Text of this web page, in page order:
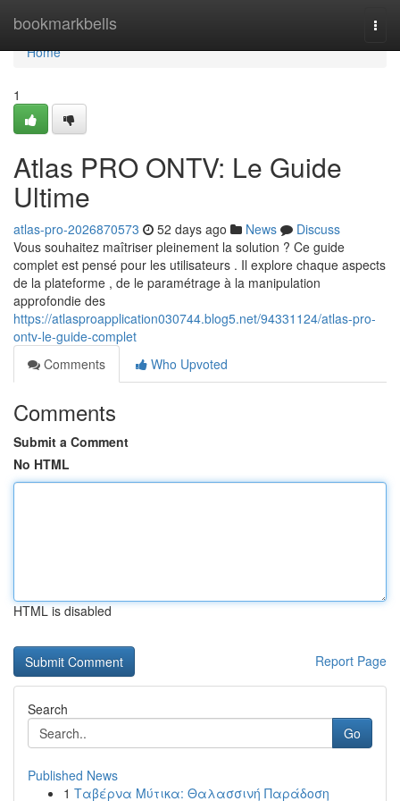
bookmarkbells
Home
Home
1
Atlas PRO ONTV: Le Guide
Ultime
atlas-pro-2026870573 52 days ago News
Discuss
Vous souhaitez maîtriser pleinement la solution ? Ce guide
complet est pensé pour les utilisateurs . Il explore chaque aspects
de la plateforme , de le paramétrage à la manipulation
approfondie des
https://atlasproapplication030744.blog5.net/94331124/atlas-pro-
ontv-le-guide-complet
Comments
Who Upvoted
Comments
Submit a Comment
No HTML
HTML is disabled
Report Page
Search
Go
Published News
1 Ταβέρνα Μύτικα: Θαλασσινή Παράδοση